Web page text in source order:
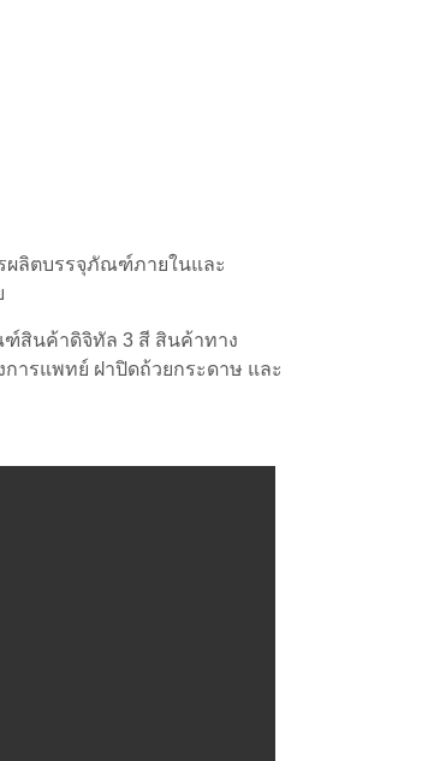
ผลิตบรรจุภัณฑ์ภายในและ
ฑ์สินค้าดิจิทัล 3 สี สินค้าทาง
ารแพทย์ ฝาปิดถ้วยกระดาษ และ